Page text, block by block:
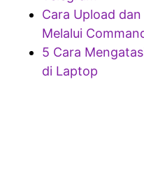
Cara Upload
Melalui
5 Cara
di Laptop